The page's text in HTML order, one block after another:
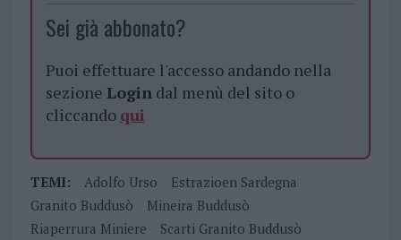
Sei già abbonato?
Puoi effettuare l'accesso andando nella
sezione Logindal menù del sito o
cliccando qui
TEMI: Adolfo Urso
Estrazioen Sardegna
Granito Buddusò
Mineira Buddusò
Riaperrura Miniere
Scarti Granito Buddusò